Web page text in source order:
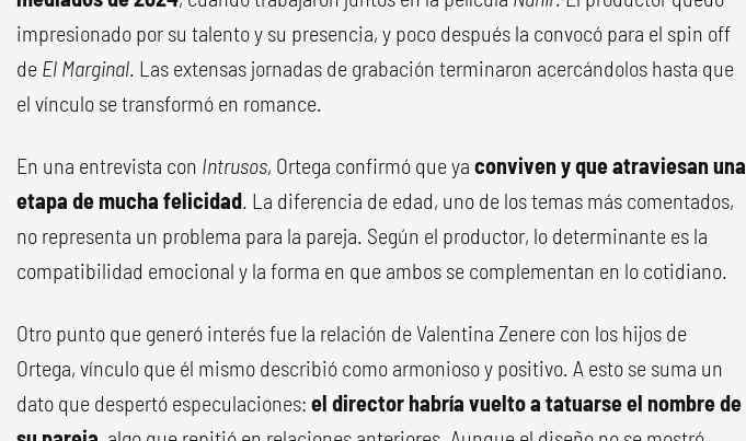
impresionado por su talento y su presencia, y poco después la convocó para el spin off
de El Marginal . Las extensas jornadas de grabación terminaron acercándolos hasta que
el vínculo se transformó en romance.
En una entrevista con Intrusos, Ortega confirmó que ya conviven y que atraviesan una
etapa de mucha felicidad . La diferencia de edad, uno de los temas más comentados,
no representa un problema para la pareja. Según el productor, lo determinante es la
compatibilidad emocional y la forma en que ambos se complementan en lo cotidiano.
Otro punto que generó interés fue la relación de Valentina Zenere con los hijos de
Ortega, vínculo que él mismo describió como armonioso y positivo. A esto se suma un
dato que despertó especulaciones: el director habría vuelto a tatuarse el nombre de